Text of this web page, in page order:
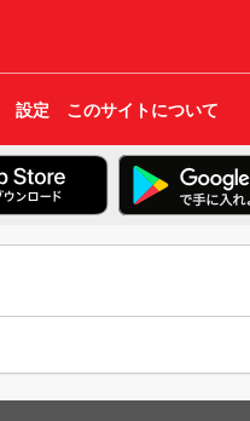
設定 このサイトについて